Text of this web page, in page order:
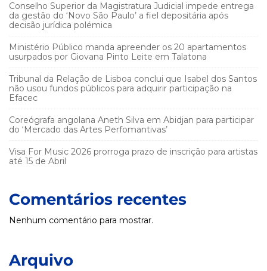
Conselho Superior da Magistratura Judicial impede entrega
da gestão do ‘Novo São Paulo’ a fiel depositária após
decisão jurídica polémica
Ministério Público manda apreender os 20 apartamentos
usurpados por Giovana Pinto Leite em Talatona
Tribunal da Relação de Lisboa conclui que Isabel dos Santos
não usou fundos públicos para adquirir participação na
Efacec
Coreógrafa angolana Aneth Silva em Abidjan para participar
do ‘Mercado das Artes Perfomantivas’
Visa For Music 2026 prorroga prazo de inscrição para artistas
até 15 de Abril
Comentários recentes
Nenhum comentário para mostrar.
Arquivo